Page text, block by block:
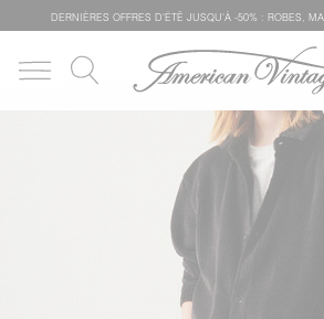
DERNIÈRES OFFRES D'ÉTÊ JUSQU'À -50% : ROBES,